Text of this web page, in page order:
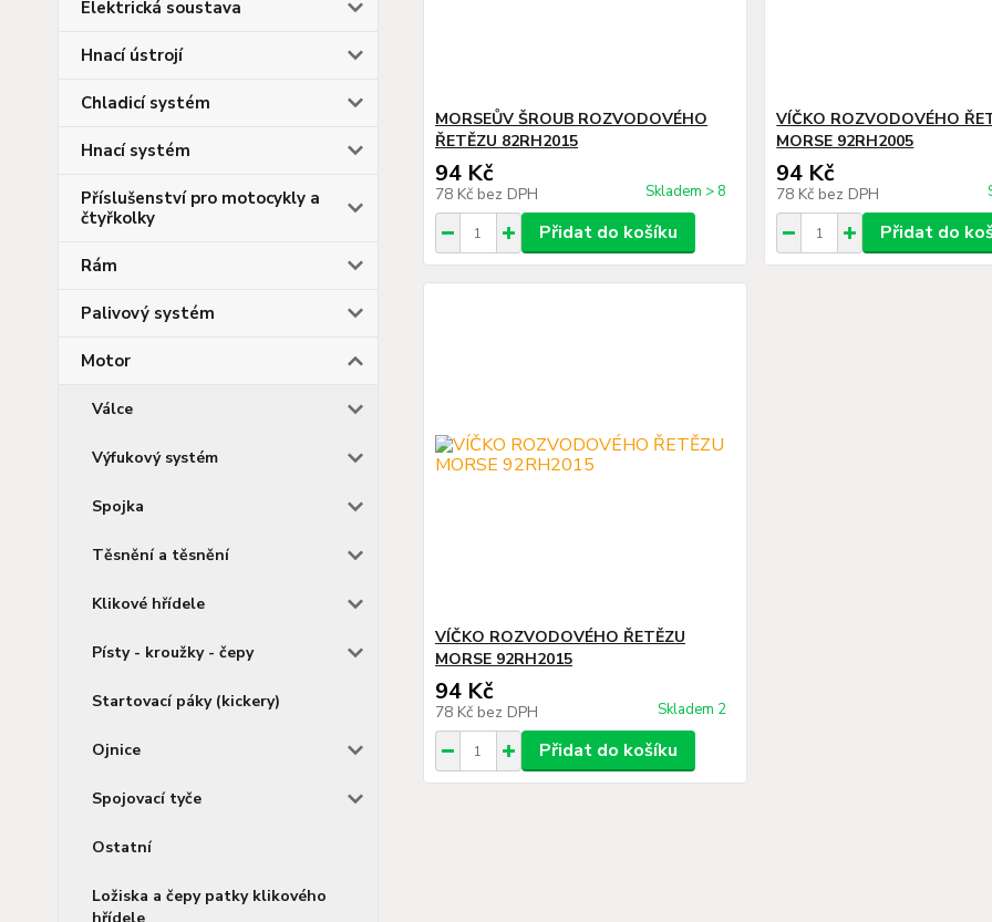
Elektrická soustava
Hnací ústrojí
Chladicí systém
Hnací systém
Příslušenství pro motocykly a
čtyřkolky
Rám
Palivový systém
Motor
Válce
Výfukový systém
Spojka
Těsnění a těsnění
Klikové hřídele
Písty - kroužky - čepy
Startovací páky (kickery)
Ojnice
Spojovací tyče
Ostatní
Ložiska a čepy patky klikového
MORSEŮV ŠROUB ROZVODOVÉHO
ŘETĚZU 82RH2015
94 Kč
78 Kč bez DPH Skladem > 8
Přidat do košíku
VÍČKO ROZVODOVÉHO
MORSE 92RH2005
94 Kč
78 Kč bez DPH
Přidat do
VÍČKO ROZVODOVÉHO ŘETĚZU
MORSE 92RH2015
94 Kč
78 Kč bez DPH Skladem 2
Přidat do košíku